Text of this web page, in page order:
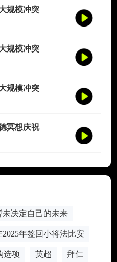
规模冲突
规模冲突
规模冲突
冥想庆祝
未决定自己的未来
2025年签回小将法比安
选项 英超 拜仁